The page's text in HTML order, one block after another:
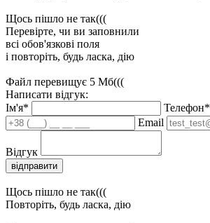
Щось пішло не так(((
Перевірте, чи ви заповнили
всі обов'язкові поля
і повторіть, будь ласка, дію
Файл перевищує 5 Мб(((
Написати відгук:
Ім'я*
Телефон*
Email
Відгук
відправити
Щось пішло не так(((
Повторіть, будь ласка, дію